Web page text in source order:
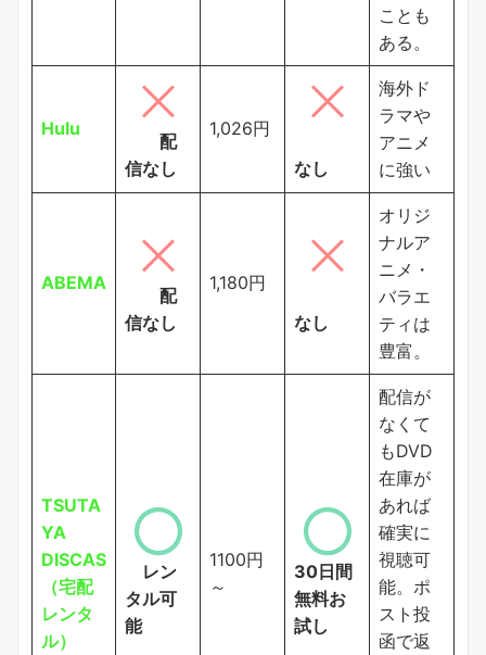
ことも
ある。
Hulu
配
信なし
1,026円
なし
海外ド
ラマや
アニメ
に強い
ABEMA
配
信なし
1,180円
なし
オリジ
ナルア
ニメ・
バラエ
ティは
豊富。
TSUTA
YA
DISCAS
（宅配
レンタ
ル）
レン
タル可
能
1100円
～
30日間
無料お
試し
配信が
なくて
もDVD
在庫が
あれば
確実に
視聴可
能。ポ
スト投
函で返